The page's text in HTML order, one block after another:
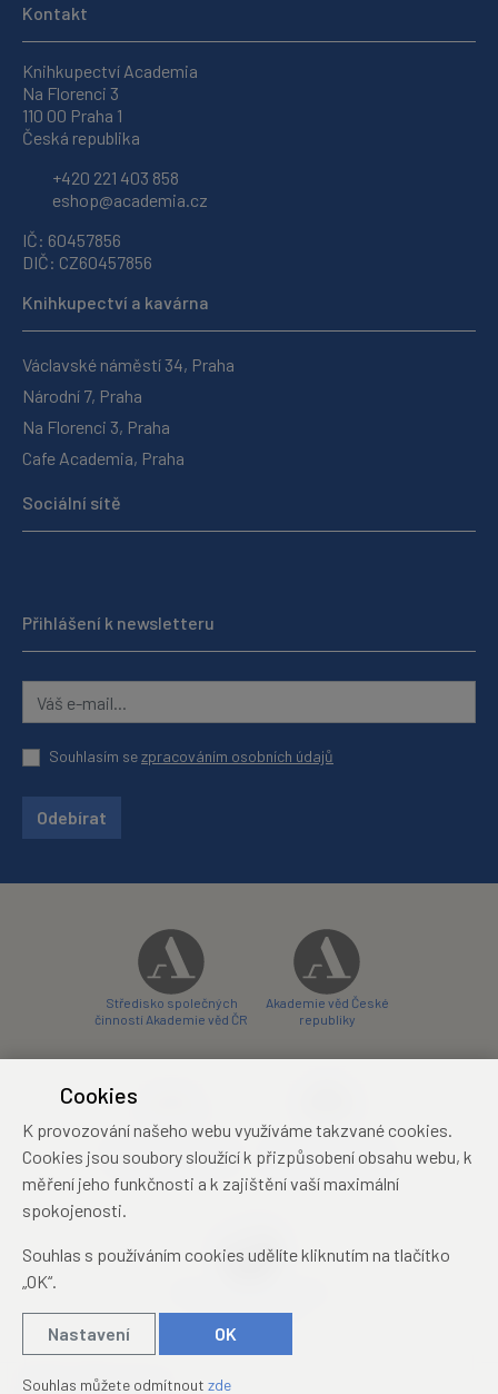
Kontakt
Knihkupectví Academia
Na Florenci 3
110 00 Praha 1
Česká republika
+420 221 403 858
eshop@academia.cz
IČ: 60457856
DIČ: CZ60457856
Knihkupectví a kavárna
Václavské náměstí 34, Praha
Národní 7, Praha
Na Florenci 3, Praha
Cafe Academia, Praha
Sociální sítě
Přihlášení k newsletteru
Souhlasím sezpracováním osobních údajů
Odebírat
Středisko společných
činností Akademie věd ČR
Akademie věd České
republiky
konferenční centrum
Zámecký hotel Třešť
konferenční centrum
© 2019 – 2026Academia
Cookies
K provozování našeho webu využíváme takzvané cookies.
Cookies jsou soubory sloužící k přizpůsobení obsahu webu, k
měření jeho funkčnosti a k zajištění vaší maximální
spokojenosti.
Souhlas s používáním cookies udělíte kliknutím na tlačítko
„OK“.
Nastavení OK
Souhlas můžete odmítnout zde